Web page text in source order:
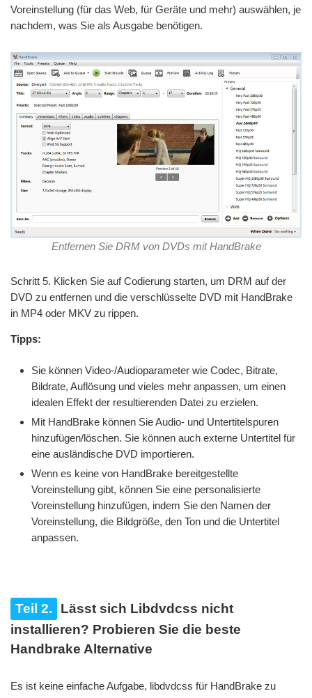
Voreinstellung (für das Web, für Geräte und mehr) auswählen, je
nachdem, was Sie als Ausgabe benötigen.
Entfernen Sie DRM von DVDs mit HandBrake
Schritt 5. Klicken Sie auf Codierung starten, um DRM auf der
DVD zu entfernen und die verschlüsselte DVD mit HandBrake
in MP4 oder MKV zu rippen.
Tipps:
Sie können Video-/Audioparameter wie Codec, Bitrate,
Bildrate, Auflösung und vieles mehr anpassen, um einen
idealen Effekt der resultierenden Datei zu erzielen.
Mit HandBrake können Sie Audio- und Untertitelspuren
hinzufügen/löschen. Sie können auch externe Untertitel für
eine ausländische DVD importieren.
Wenn es keine von HandBrake bereitgestellte
Voreinstellung gibt, können Sie eine personalisierte
Voreinstellung hinzufügen, indem Sie den Namen der
Voreinstellung, die Bildgröße, den Ton und die Untertitel
anpassen.
Teil 2.
Lässt sich Libdvdcss nicht
installieren? Probieren Sie die beste
Handbrake Alternative
Es ist keine einfache Aufgabe, libdvdcss für HandBrake zu